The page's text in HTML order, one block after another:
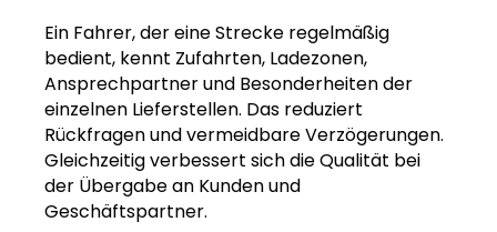
Ein Fahrer, der eine Strecke regelmäßig
bedient, kennt Zufahrten, Ladezonen,
Ansprechpartner und Besonderheiten der
einzelnen Lieferstellen. Das reduziert
Rückfragen und vermeidbare Verzögerungen.
Gleichzeitig verbessert sich die Qualität bei
der Übergabe an Kunden und
Geschäftspartner.